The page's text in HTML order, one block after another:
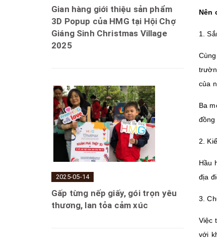
Nên
1.
của
Ba
2.
Hầu
địa
3.
Việc
với
Gian hàng giới thiệu sản phẩm
3D Popup của HMG tại Hội Chợ
Giáng Sinh Christmas Village
2025
2025-05-14
Gấp từng nếp giấy, gói trọn yêu
thương, lan tỏa cảm xúc